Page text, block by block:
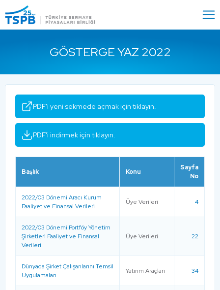
Close
GÖSTERGE YAZ 2022
PDF'i yeni sekmede açmak için tıklayın.
PDF'i indirmek için tıklayın.
Başlık Konu
Sayfa
No
2022/03 Dönemi Aracı Kurum
Faaliyet ve Finansal Verileri
Üye Verileri 4
2022/03 Dönemi Portföy Yönetim
Şirketleri Faaliyet ve Finansal
Verileri
Üye Verileri 22
Dünyada Şirket Çalışanlarını Temsil
Uygulamaları
Yatırım Araçları 34